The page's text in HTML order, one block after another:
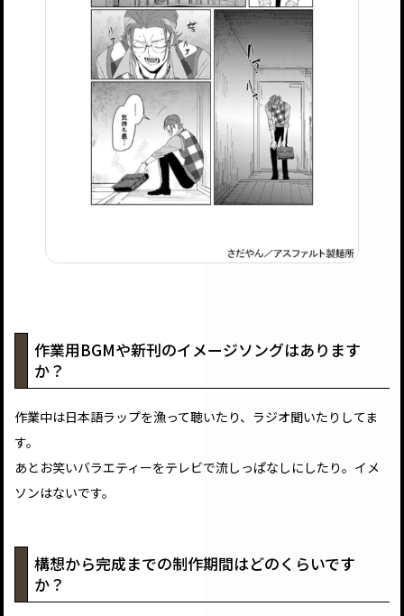
作業用BGMや新刊のイメージソングはあります
か？
作業中は日本語ラップを漁って聴いたり、ラジオ聞いたりしてま
す。
あとお笑いバラエティーをテレビで流しっぱなしにしたり。イメ
ソンはないです。
構想から完成までの制作期間はどのくらいです
か？